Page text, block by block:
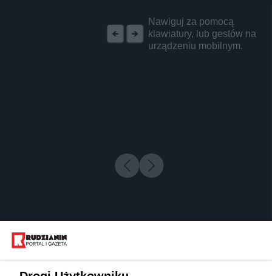
Nawiguj za pomocą
klawiatury, lub gestów na
urządzeniu mobilnym.